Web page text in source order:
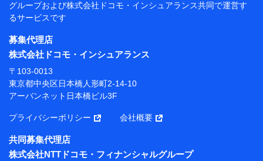
当社
株式会社NTTドコモ・フィナンシャルグループ
【利用目的】
当社または株式会社NTTドコモ・フィナンシャルグルー
プが提供する保険関連サービスにおけるユーザー登録受
付および管理のため
当社または株式会社NTTドコモ・フィナンシャルグルー
携会社の保険その他に関する情報を提供するため、また
維持管理等の委託業務遂行のため、またそれらに付帯、
関連する当社または株式会社NTTドコモ・フィナンシャ
ルグループおよび提携会社のサービスを案内、提供する
グループおよび株式会社ドコモ・インシュアランス共同で運営す
るサービスです
募集代理店
株式会社ドコモ・インシュアランス
〒103-0013
東京都中央区日本橋人形町2-14-10
アーバンネット日本橋ビル3F
プライバシーポリシー 会社概要
共同募集代理店
株式会社NTTドコモ・フィナンシャルグループ